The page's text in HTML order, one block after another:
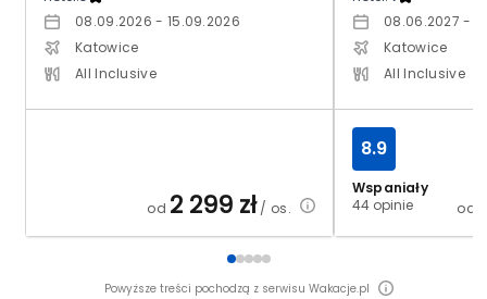
08.09.2026 - 15.09.2026
Katowice
All Inclusive
od 2 299 zł/ os.
08.06.2027 -
Katowice
All Inclusive
Wspaniały
44 opinie
8.9
od
Powyższe treści pochodzą z serwisu Wakacje.pl